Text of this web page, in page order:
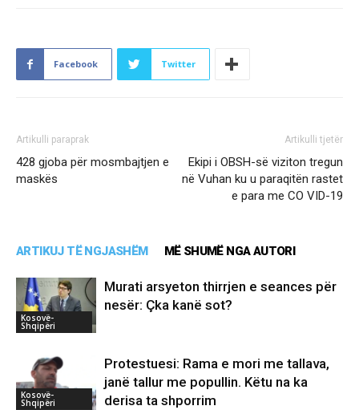
Facebook Twitter
Artikulli paraprak
428 gjoba për mosmbajtjen e
maskës
Artikulli tjetër
Ekipi i OBSH-së viziton tregun
në Vuhan ku u paraqitën rastet
e para me CO VID-19
ARTIKUJ TË NGJASHËM MË SHUMË NGA AUTORI
Kosovë-
Shqipëri
Murati arsyeton thirrjen e seances për
nesër: Çka kanë sot?
Kosovë-
Shqipëri
Protestuesi: Rama e mori me tallava,
janë tallur me popullin. Këtu na ka
derisa ta shporrim